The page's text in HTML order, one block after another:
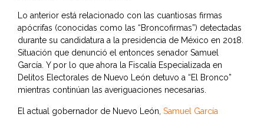
Lo anterior está relacionado con las cuantiosas firmas
apócrifas (conocidas como las “Broncofirmas”) detectadas
durante su candidatura a la presidencia de México en 2018.
Situación que denunció el entonces senador Samuel
García. Y por lo que ahora la Fiscalía Especializada en
Delitos Electorales de Nuevo León detuvo a “El Bronco”
mientras continúan las averiguaciones necesarias.
El actual gobernador de Nuevo León, Samuel García